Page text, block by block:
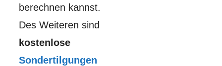
berechnen kannst.
Des Weiteren sind
kostenlose
Sondertilgungen